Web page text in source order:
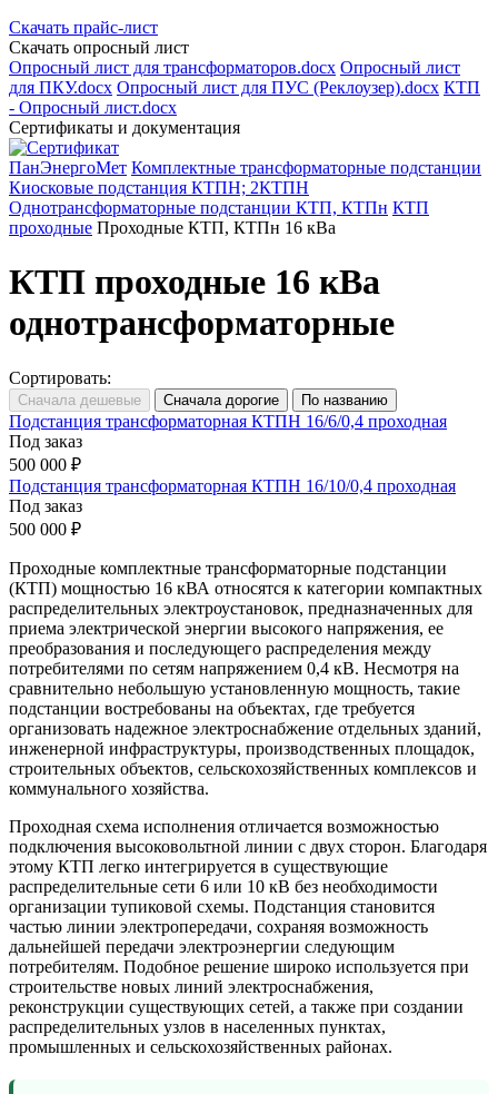
Скачать прайс-лист
Скачать опросный лист
Опросный лист для трансформаторов.docx Опросный лист
для ПКУ.docx Опросный лист для ПУС (Реклоузер).docx КТП
- Опросный лист.docx
Сертификаты и документация
ПанЭнергоМет Комплектные трансформаторные подстанции
Киосковые подстанция КТПН; 2КТПН
Однотрансформаторные подстанции КТП, КТПн КТП
проходные Проходные КТП, КТПн 16 кВа
КТП проходные 16 кВа
однотрансформаторные
Сортировать:
Подстанция трансформаторная КТПН 16/6/0,4 проходная
Под заказ
500 000 ₽
Подстанция трансформаторная КТПН 16/10/0,4 проходная
Под заказ
500 000 ₽
Проходные комплектные трансформаторные подстанции
(КТП) мощностью 16 кВА относятся к категории компактных
распределительных электроустановок, предназначенных для
приема электрической энергии высокого напряжения, ее
преобразования и последующего распределения между
потребителями по сетям напряжением 0,4 кВ. Несмотря на
сравнительно небольшую установленную мощность, такие
подстанции востребованы на объектах, где требуется
организовать надежное электроснабжение отдельных зданий,
инженерной инфраструктуры, производственных площадок,
строительных объектов, сельскохозяйственных комплексов и
коммунального хозяйства.
Проходная схема исполнения отличается возможностью
подключения высоковольтной линии с двух сторон. Благодаря
этому КТП легко интегрируется в существующие
распределительные сети 6 или 10 кВ без необходимости
организации тупиковой схемы. Подстанция становится
частью линии электропередачи, сохраняя возможность
дальнейшей передачи электроэнергии следующим
потребителям. Подобное решение широко используется при
строительстве новых линий электроснабжения,
реконструкции существующих сетей, а также при создании
распределительных узлов в населенных пунктах,
промышленных и сельскохозяйственных районах.